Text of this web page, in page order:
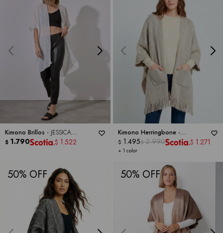
Kimono Brillos - JESSICA
MCCLINTOCK
$ 1.790 $ 1.522
Kimono Herringbone -
BARRINGTON
+ 1 color
$ 1.495$ 2.990 $ 1.271
50 50